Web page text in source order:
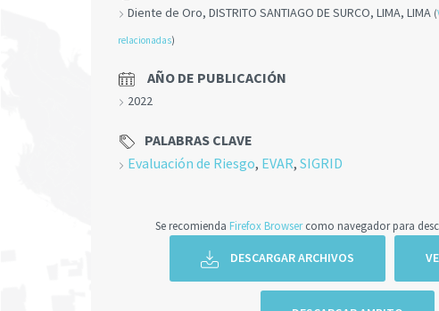
Diente de Oro, DISTRITO SANTIAGO DE SURCO, LIMA, LIMA (
relacionadas)
AÑO DE PUBLICACIÓN
2022
PALABRAS CLAVE
Evaluación de Riesgo, EVAR, SIGRID
Se recomienda Firefox Browsercomo navegador para
DESCARGAR ARCHIVOS